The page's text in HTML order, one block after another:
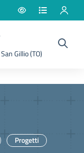
Gillio (TO)
Progetti